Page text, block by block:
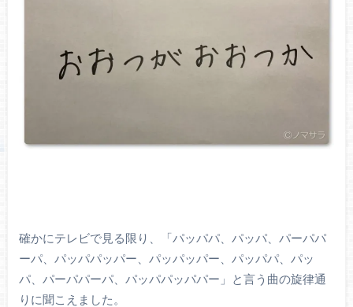
確かにテレビで見る限り、「パッパパ、パッパ、パーパパ
ーパ、パッパパッパー、パッパッパー、パッパパ、パッ
パ、パーパパーパ、パッパパッパパー」と言う曲の旋律通
りに聞こえました。